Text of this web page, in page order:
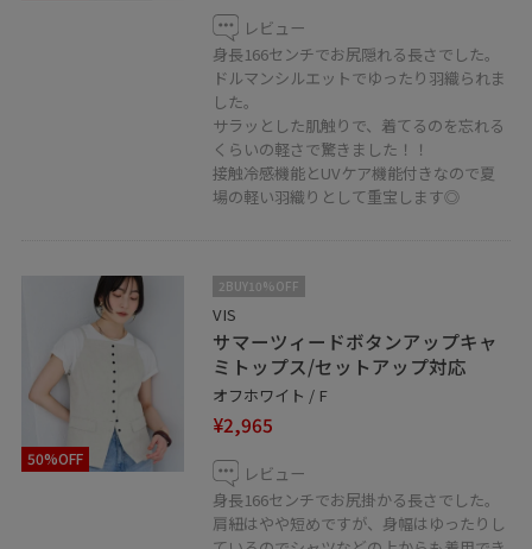
《 Instagram &WEARも更新中！》
どちらもフォローしていただけると嬉しいです♡
▶︎Instagramではプライベートや日常も投稿しています♡
是非チェック&フォローお願いします♪
LINEで在庫のお問い合わせや商品、コーディネートのご
相談など是非お気軽にお問い合わせくださいませ。
LINEで天神地下街VISスタッフにご相談は【友だち追加】
をタップ！！
レビュー
身長166センチでお尻隠れる長さでした。
ドルマンシルエットでゆったり羽織られま
した。
サラッとした肌触りで、着てるのを忘れる
くらいの軽さで驚きました！！
接触冷感機能とUVケア機能付きなので夏
場の軽い羽織りとして重宝します◎
50%OFF
2BUY10%OFF
VIS
サマーツィードボタンアップキャ
ミトップス/セットアップ対応
オフホワイト / F
¥2,965
レビュー
身長166センチでお尻掛かる長さでした。
肩紐はやや短めですが、身幅はゆったりし